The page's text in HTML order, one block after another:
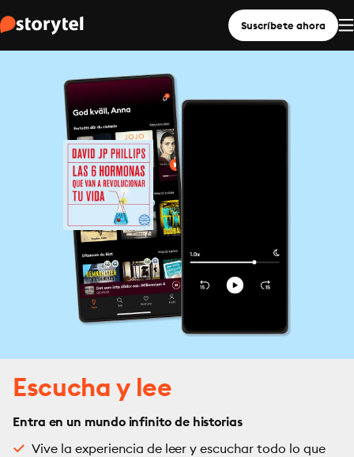
Suscríbete ahora
Escucha y lee
Entra en un mundo infinito de historias
Vive la experiencia de leer y escuchar todo lo que